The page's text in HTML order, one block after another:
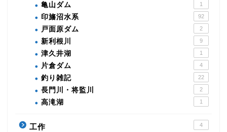
亀山ダム 1
印旛沼水系 92
戸面原ダム 2
新利根川 9
津久井湖 1
片倉ダム 4
釣り雑記 22
長門川・将監川 2
高滝湖 1
工作 4